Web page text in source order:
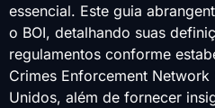
essencial. Este guia
o BOI, detalhando suas
regulamentos conforme
Crimes Enforcement Network
Unidos, além de fornecer